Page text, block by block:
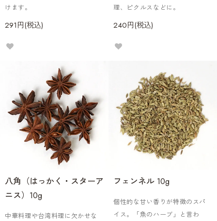
けます。
291円(税込)
理、ピクルスなどに。
240円(税込)
八角（はっかく・スターア
ニス）10g
中華料理や台湾料理に欠かせな
フェンネル 10g
個性的な甘い香りが特徴のスパ
イス。「魚のハーブ」と言わ